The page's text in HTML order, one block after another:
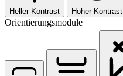
Heller Kontrast Hoher Kontrast
Orientierungsmodule